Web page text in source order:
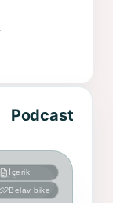
Podcast
ve
İçerik
Belav bike